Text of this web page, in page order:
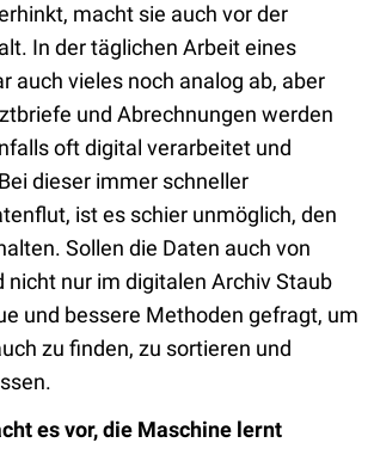
macht sie auch vor der
In der täglichen Arbeit eines
auch vieles noch analog ab, aber
und Abrechnungen werden
oft digital verarbeitet und
dieser immer schneller
ist es schier unmöglich, den
Sollen die Daten auch von
nicht nur im digitalen Archiv Staub
und bessere Methoden gefragt, um
zu finden, zu sortieren und
es vor, die Maschine lernt